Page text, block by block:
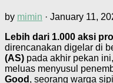
by mimin · January 11,
Lebih dari 1.000 aksi
direncanakan digelar di
(AS) pada akhir pekan
meluas menyusul
Good , seorang warga